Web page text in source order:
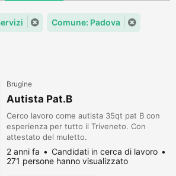
Comune: Padova
Brugine
Autista Pat.B
Cerco lavoro come autista 35qt pat B con
esperienza per tutto il Triveneto. Con
attestato del muletto.
2 anni fa
Candidati in cerca di lavoro
271 persone hanno visualizzato